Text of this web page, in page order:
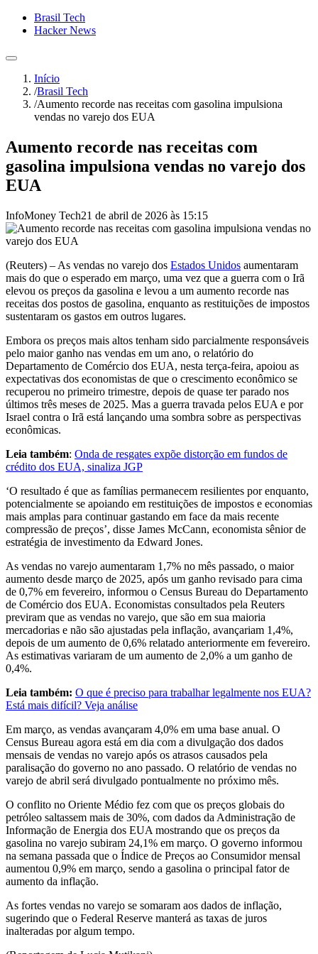
Brasil Tech
Hacker News
Início
/Brasil Tech
/Aumento recorde nas receitas com gasolina impulsiona
vendas no varejo dos EUA
Aumento recorde nas receitas com
gasolina impulsiona vendas no varejo dos
EUA
InfoMoney Tech21 de abril de 2026 às 15:15
(Reuters) – As ⁠vendas no varejo dos Estados Unidos aumentaram
mais ⁠do que o esperado em março, uma vez que a ‌guerra com o Irã
elevou os preços da gasolina e levou a um aumento recorde nas
receitas dos postos de gasolina, enquanto as ‌restituições de impostos
sustentaram os gastos em outros lugares.
Embora os preços mais altos tenham sido parcialmente responsáveis
pelo maior ganho nas vendas em um ano, o relatório do
Departamento de Comércio dos EUA, nesta terça-feira, apoiou as
expectativas dos economistas de que o crescimento econômico se
recuperou no ⁠primeiro ‌trimestre, depois de quase ter parado nos
últimos três meses de ⁠2025. Mas a guerra travada pelos EUA e por
Israel contra o Irã está lançando uma sombra sobre as perspectivas
econômicas.
Leia também: Onda de resgates expõe distorção em fundos de
crédito dos EUA, sinaliza JGP
‘O resultado é que as famílias permanecem resilientes por enquanto,
potencialmente se apoiando em restituições de impostos e economias
mais amplas para continuar ​gastando em face da mais recente
compressão de preços’, disse James McCann, economista sênior de
estratégia de investimento da Edward Jones.
As vendas ​no varejo aumentaram 1,7% no mês passado, o maior
aumento desde março de 2025, após um ganho revisado para cima
de 0,7% em fevereiro, informou o Census Bureau do Departamento
de Comércio dos EUA. Economistas consultados pela Reuters
previram que as vendas no varejo, que ‌são em sua maioria
mercadorias e não são ​ajustadas pela inflação, avançariam 1,4%,
depois de um aumento de 0,6% relatado anteriormente em fevereiro.
As estimativas variaram de um aumento de 2,0% a um ganho de
0,4%.
Leia também: O que é preciso para trabalhar legalmente nos EUA?
Está mais difícil? Veja análise
Em ⁠março, as vendas avançaram ​4,0% em uma base ​anual. O
Census Bureau agora está em dia com a divulgação dos dados
mensais de ⁠vendas no varejo após os atrasos ​causados pela
paralisação do governo no ano passado. O relatório de vendas no
varejo de abril será divulgado pontualmente no próximo mês.
O conflito no Oriente Médio ​fez com que os preços globais do
petróleo saltassem mais de 30%, com dados da Administração de
Informação de Energia ​dos EUA mostrando ⁠que os preços da
gasolina no varejo subiram 24,1% em março. O governo informou
na semana ⁠passada que o Índice de Preços ao Consumidor mensal
aumentou 0,9% em março, sendo a gasolina o principal fator de
aumento da inflação.
As fortes vendas no varejo se somaram aos dados de inflação,
sugerindo que o Federal Reserve manterá as taxas de juros
inalteradas por algum tempo.